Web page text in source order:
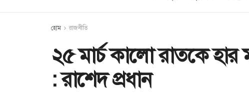
হোম রাজনীতি
২৫ মার্চ কালো রাতকে হার
: রাশেদ প্রধান